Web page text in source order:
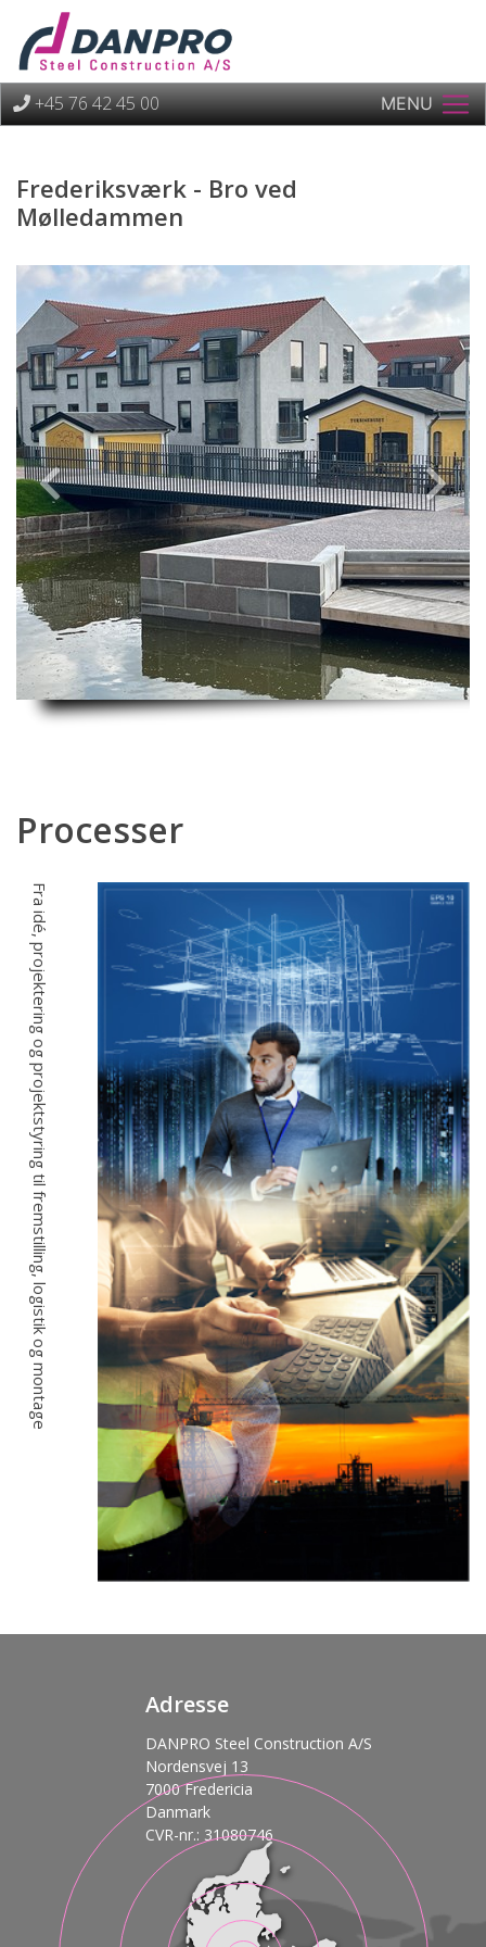
+45 76 42 45 00 MENU
Frederiksværk - Bro ved
Mølledammen
Previous Next
Processer
Fra idé, projektering og projektstyring til fremstilling, logistik og montage
Adresse
DANPRO Steel Construction A/S
Nordensvej 13
7000 Fredericia
Danmark
CVR-nr.: 31080746